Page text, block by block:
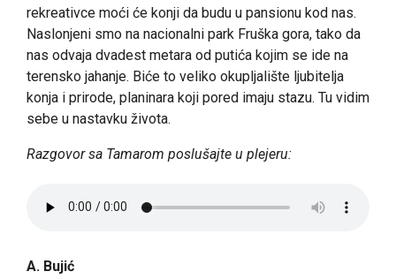
rekreativce moći će konji da budu u pansionu kod nas.
Naslonjeni smo na nacionalni park Fruška gora, tako da
nas odvaja dvadest metara od putića kojim se ide na
terensko jahanje. Biće to veliko okupljalište ljubitelja
konja i prirode, planinara koji pored imaju stazu. Tu vidim
sebe u nastavku života.
Razgovor sa Tamarom poslušajte u plejeru:
A. Bujić